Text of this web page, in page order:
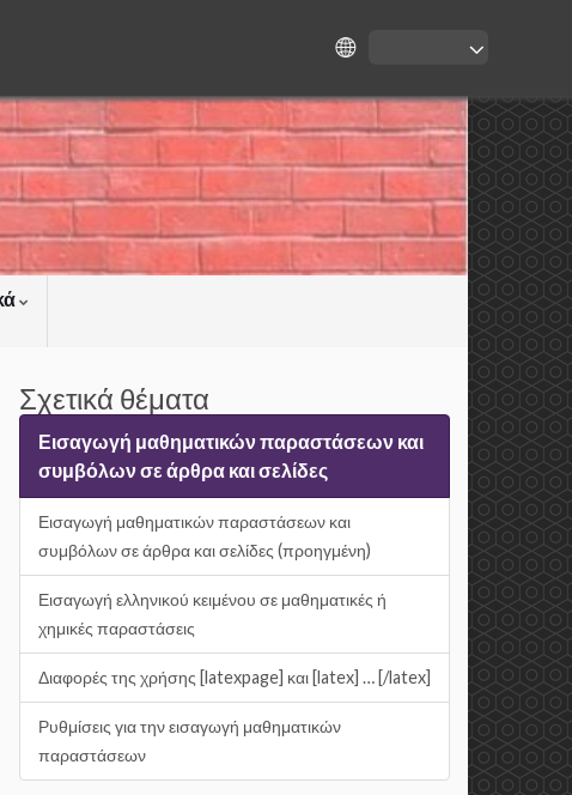
Σχετικά θέματα
Εισαγωγή μαθηματικών παραστάσεων και
συμβόλων σε άρθρα και σελίδες
Εισαγωγή μαθηματικών παραστάσεων και
συμβόλων σε άρθρα και σελίδες (προηγμένη)
Εισαγωγή ελληνικού κειμένου σε μαθηματικές ή
χημικές παραστάσεις
Διαφορές της χρήσης [latexpage] και [latex] … [/latex]
Ρυθμίσεις για την εισαγωγή μαθηματικών
παραστάσεων